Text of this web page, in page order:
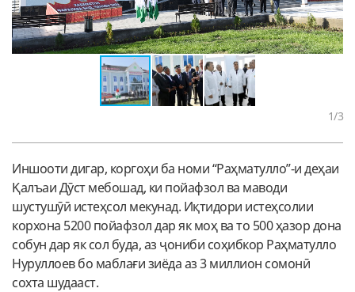
1/3
Иншооти дигар, коргоҳи ба номи “Раҳматулло”-и деҳаи
Қалъаи Дӯст мебошад, ки пойафзол ва маводи
шустушӯӣ истеҳсол мекунад. Иқтидори истеҳсолии
корхона 5200 пойафзол дар як моҳ ва то 500 ҳазор дона
собун дар як сол буда, аз ҷониби соҳибкор Раҳматулло
Нуруллоев бо маблағи зиёда аз 3 миллион сомонӣ
сохта шудааст.